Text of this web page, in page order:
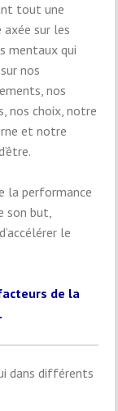
tout une
axée sur les
mentaux qui
nos
nos
nos choix, notre
et notre
la performance
son but,
le
de la
dans différents